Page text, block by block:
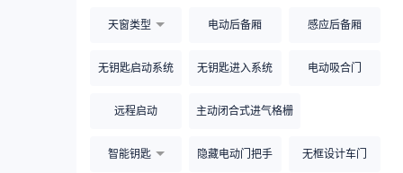
天窗类型 电动后备厢 感应后备厢
无钥匙启动系统 无钥匙进入系统 电动吸合门
远程启动 主动闭合式进气格栅
智能钥匙 隐藏电动门把手 无框设计车门